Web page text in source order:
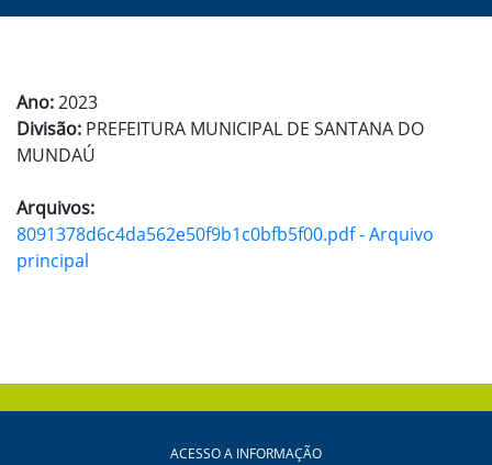
Ano:2023
Divisão: PREFEITURA MUNICIPAL DE SANTANA DO
MUNDAÚ
Arquivos:
8091378d6c4da562e50f9b1c0bfb5f00.pdf - Arquivo
principal
ACESSO A INFORMAÇÃO